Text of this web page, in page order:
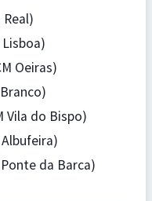
Real)
Lisboa)
Oeiras)
Vila do Bispo)
da Barca)